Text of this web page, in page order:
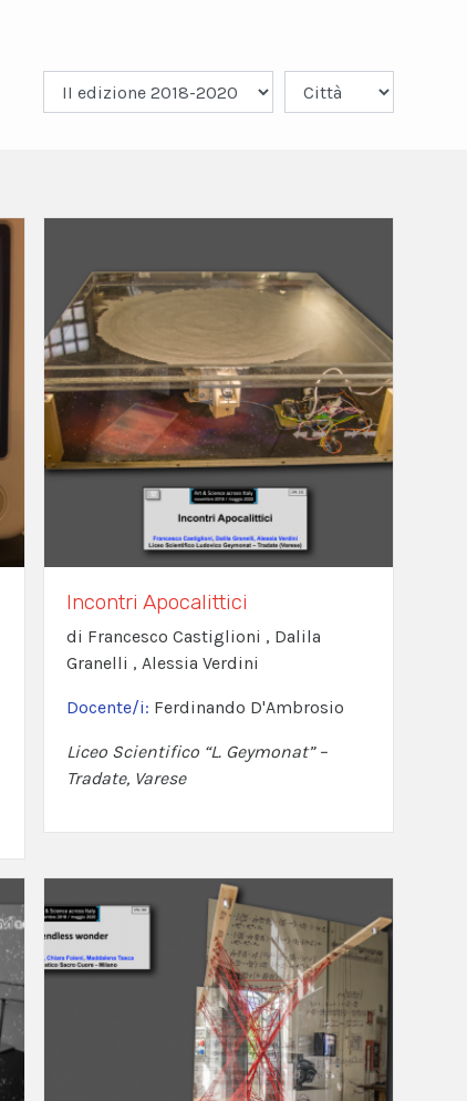
Incontri Apocalittici
di Francesco Castiglioni , Dalila
Granelli , Alessia Verdini
Docente/i: Ferdinando D'Ambrosio
Liceo Scientifico “L. Geymonat” –
Tradate, Varese